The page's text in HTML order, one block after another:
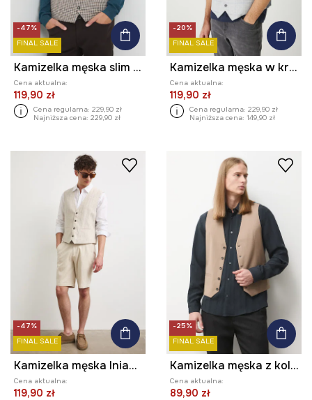
-47%
FINAL SALE
Kamizelka męska slim z drobnym wzorem
Cena aktualna:
119,90 zł
Cena regularna: 229,90 zł
Najniższa cena: 229,90 zł
-20%
FINAL SALE
Kamizelka męska w kratę
Cena aktualna:
119,90 zł
Cena regularna: 229,90 zł
Najniższa cena: 149,90 zł
-47%
FINAL SALE
Kamizelka męska lniana w paski
Cena aktualna:
119,90 zł
-25%
FINAL SALE
Kamizelka męska z kolekcji Eviva L'arte
Cena aktualna:
89,90 zł